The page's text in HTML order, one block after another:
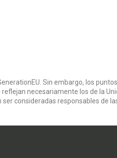
Sin embargo, los
necesariamente los de la
ser consideradas responsables de